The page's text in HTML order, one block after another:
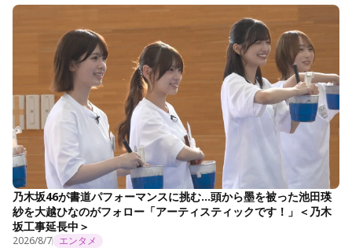
乃木坂46が書道パフォーマンスに挑む…頭から墨を被った池田瑛
紗を大越ひなのがフォロー「アーティスティックです！」＜乃木
坂工事延長中＞
2026/8/7 エンタメ